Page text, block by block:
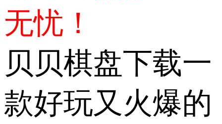
无忧！
贝贝棋盘下载一
款好玩又火爆的